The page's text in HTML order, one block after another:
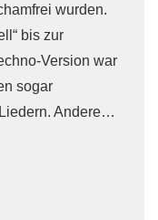
wurden.
bis zur
Version war
sogar
Andere…